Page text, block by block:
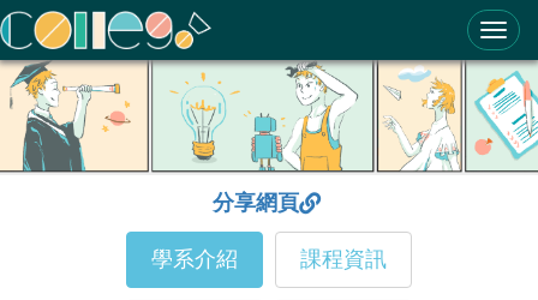
ColleGo! 大學選才與高中育才輔助系統
分享網頁
學系介紹 課程資訊